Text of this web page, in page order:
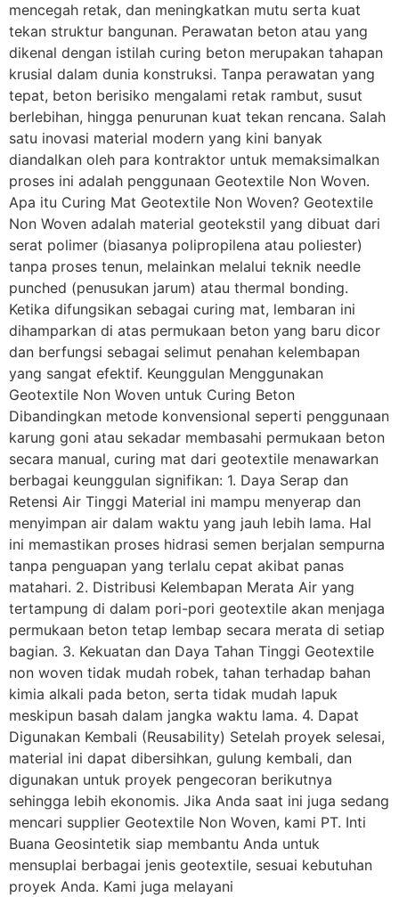
mencegah retak, dan meningkatkan mutu serta kuat
tekan struktur bangunan. Perawatan beton atau yang
dikenal dengan istilah curing beton merupakan tahapan
krusial dalam dunia konstruksi. Tanpa perawatan yang
tepat, beton berisiko mengalami retak rambut, susut
berlebihan, hingga penurunan kuat tekan rencana. Salah
satu inovasi material modern yang kini banyak
diandalkan oleh para kontraktor untuk memaksimalkan
proses ini adalah penggunaan Geotextile Non Woven.
Apa itu Curing Mat Geotextile Non Woven? Geotextile
Non Woven adalah material geotekstil yang dibuat dari
serat polimer (biasanya polipropilena atau poliester)
tanpa proses tenun, melainkan melalui teknik needle
punched (penusukan jarum) atau thermal bonding.
Ketika difungsikan sebagai curing mat, lembaran ini
dihamparkan di atas permukaan beton yang baru dicor
dan berfungsi sebagai selimut penahan kelembapan
yang sangat efektif. Keunggulan Menggunakan
Geotextile Non Woven untuk Curing Beton
Dibandingkan metode konvensional seperti penggunaan
karung goni atau sekadar membasahi permukaan beton
secara manual, curing mat dari geotextile menawarkan
berbagai keunggulan signifikan: 1. Daya Serap dan
Retensi Air Tinggi Material ini mampu menyerap dan
menyimpan air dalam waktu yang jauh lebih lama. Hal
ini memastikan proses hidrasi semen berjalan sempurna
tanpa penguapan yang terlalu cepat akibat panas
matahari. 2. Distribusi Kelembapan Merata Air yang
tertampung di dalam pori-pori geotextile akan menjaga
permukaan beton tetap lembap secara merata di setiap
bagian. 3. Kekuatan dan Daya Tahan Tinggi Geotextile
non woven tidak mudah robek, tahan terhadap bahan
kimia alkali pada beton, serta tidak mudah lapuk
meskipun basah dalam jangka waktu lama. 4. Dapat
Digunakan Kembali (Reusability) Setelah proyek selesai,
material ini dapat dibersihkan, gulung kembali, dan
digunakan untuk proyek pengecoran berikutnya
sehingga lebih ekonomis. Jika Anda saat ini juga sedang
mencari supplier Geotextile Non Woven, kami PT. Inti
Buana Geosintetik siap membantu Anda untuk
mensuplai berbagai jenis geotextile, sesuai kebutuhan
proyek Anda. Kami juga melayani